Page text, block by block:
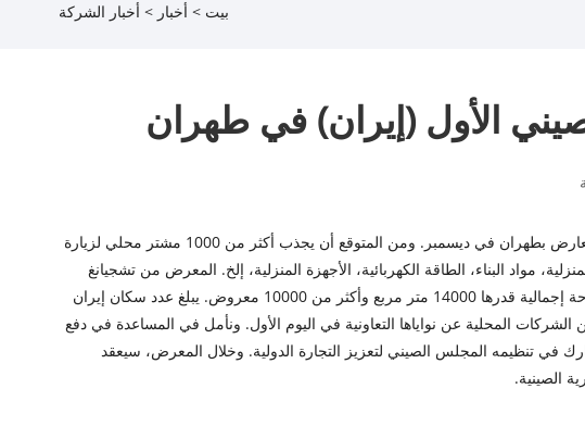
بيت > أخبار > أخبار الشركة
شينخوا ، ديسمبر . طهران 14 ديسمبر 2019 (شينخوا) افتتح المعرض التجاري الصيني (الإيراني) الأول في مركز صن سيتي الدولي للمعارض بطهران في ديسمبر. ومن المتوقع أن يجذب أكثر من 1000 مشتر محلي لزيارة
مواد البناء، الطاقة الكهربائية، الأجهزة المنزلية، إلخ. المعرض من تشجيانغ
وشانغهاي وجيانغسو وقوانغدونغ وشاندونغ وجيانغشي وفوجيان وخنان ومقاطعات أخرى. ويوجد 351 عارضًا و705 أكشاك عرض، بمساحة إجمالية قدرها 14000 متر مربع وأكثر من 10000 معروض. يبلغ عدد سكان إيران
المحلية عن نواياها التعاونية في اليوم الأول. ونأمل في المساعدة في دفع
في تنظيمه المجلس الصيني لتعزيز التجارة الدولية. وخلال المعرض، سيعقد
الصينية.